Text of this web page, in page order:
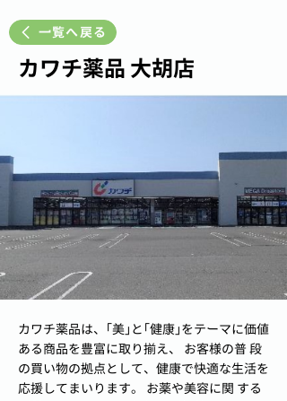
一覧へ戻る
カワチ薬品 大胡店
カワチ薬品は、｢美｣と｢健康｣をテーマに価値
ある商品を豊富に取り揃え、 お客様の普 段
の買い物の拠点として、健康で快適な生活を
応援してまいります。 お薬や美容に関 する